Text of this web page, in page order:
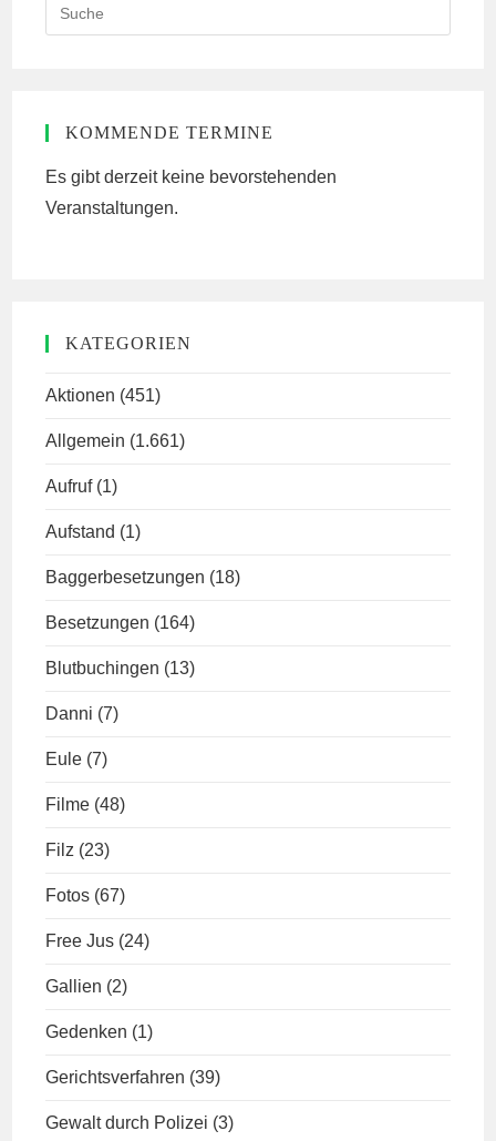
this
KOMMENDE TERMINE
Es gibt derzeit keine bevorstehenden
Veranstaltungen.
KATEGORIEN
Aktionen (451)
Allgemein (1.661)
Aufruf (1)
Aufstand (1)
Baggerbesetzungen (18)
Besetzungen (164)
Blutbuchingen (13)
Danni (7)
Eule (7)
Filme (48)
Filz (23)
Fotos (67)
Free Jus (24)
Gallien (2)
Gedenken (1)
Gerichtsverfahren (39)
Gewalt durch Polizei (3)